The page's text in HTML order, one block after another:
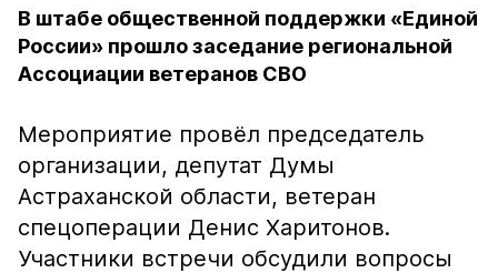
В штабе общественной поддержки «Единой
России» прошло заседание региональной
Ассоциации ветеранов СВО
Мероприятие провёл председатель
организации, депутат Думы
Астраханской области, ветеран
спецоперации Денис Харитонов.
Участники встречи обсудили вопросы